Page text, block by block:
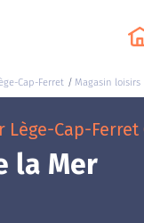
Cap-Ferret Magasin loisirs
Cap-
la Mer